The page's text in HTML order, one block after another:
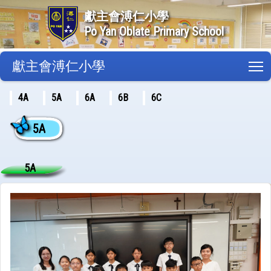
獻主會溥仁小學
Po Yan Oblate Primary School
獻主會溥仁小學
4A 5A 6A 6B 6C
5A
5A